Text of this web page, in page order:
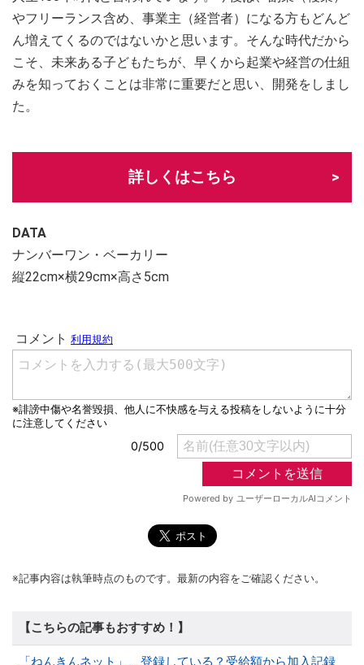
やフリーランス含め、事業主（経営者）になる方もどんど
ん増えてくるのではないかと思います。そんな時代だから
こそ、未来ある子どもたちが、早くから起業や経営の仕組
みを知っておくことは非常に重要だと思い、開発をしまし
た。
詳しくはこちら
DATA
ナンバーワン・ベーカリー
縦22cm×横29cm×高さ5cm
※記事内容は執筆時点のものです。最新の内容をご確認ください。
【こちらの記事もおすすめ！】
「ねんきんネット」、登録している？受給額から加入記録